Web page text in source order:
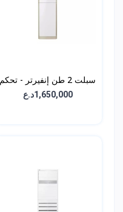
سبلت 2 طن إنفيرتر - تحكم
بالامبير 3 مراحل -1,650,000د.ع